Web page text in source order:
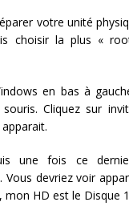
votre unité
choisir la plus «
en bas à
Cliquez sur
une fois ce
. Vous devriez voir
mon HD est le Disque